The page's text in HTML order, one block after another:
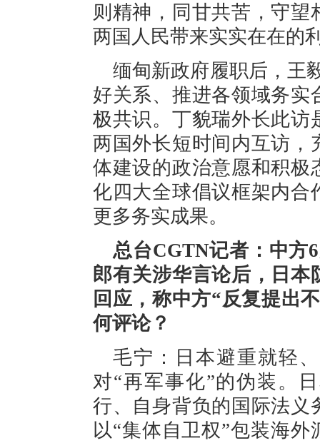
则精神，同甘共苦，守
两国人民带来实实在在的
缅甸新政府履职后，王
好关系、推进各领域务实
极共识。丁貌瑞外长此访
两国外长短时间内互访，
体建设的政治意愿和积极
化四大全球倡议框架内合
更多务实成果。
总台CGTN记者：中方
郎有关涉华言论后，日本
回应，称中方“反复提出
何评论？
毛宁：日本避重就轻
对“再军事化”的伪装。
行、自身背负的国际法义
以“集体自卫权”包装海